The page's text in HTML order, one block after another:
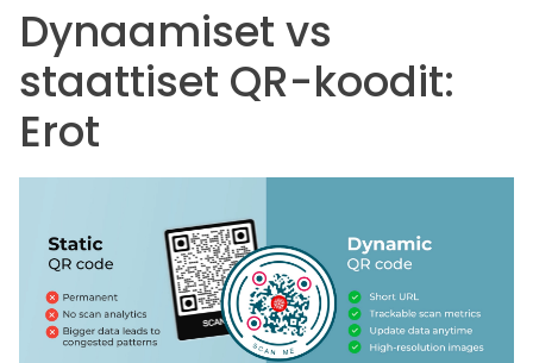
Dynaamiset vs
staattiset QR-koodit:
Erot